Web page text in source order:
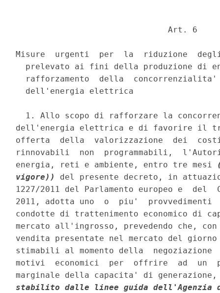
                               Art. 6
Misure  urgenti  per  la  riduzione
prelevato ai fini della produzione di
rafforzamento  della
  dell'energia elettrica
1. Allo scopo di rafforzare la
dell'energia elettrica e di favorire il
offerta  della  valorizzazione  dei
rinnovabili  non  programmabili,
energia, reti e ambiente, entro tre mesi
vigore))
del presente decreto, in
1227/2011 del Parlamento europeo e
2011, adotta uno  o  piu'
condotte di trattenimento economico di
mercato all'ingrosso, prevedendo che,
vendita presentate nel mercato del
stimabili al momento della
motivi  economici  per  offrire  ad  un
marginale della capacita' di
stabilito dalle linee guida dell'Agenzia